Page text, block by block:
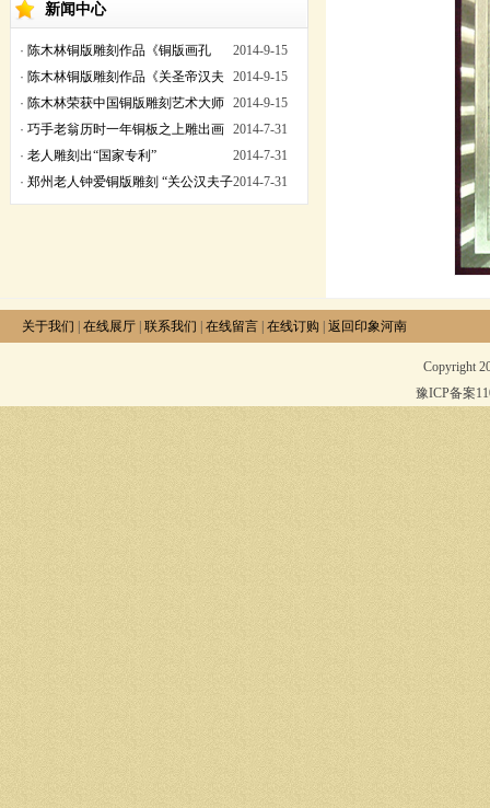
新闻中心
2014-9-15
· 陈木林铜版雕刻作品《铜版画孔
子》荣获国家专利证书
2014-9-15
· 陈木林铜版雕刻作品《关圣帝汉夫
子风雨竹》荣获国家专利证书
2014-9-15
· 陈木林荣获中国铜版雕刻艺术大师
称号
2014-7-31
· 巧手老翁历时一年铜板之上雕出画
卷
2014-7-31
· 老人雕刻出“国家专利”
2014-7-31
· 郑州老人钟爱铜版雕刻 “关公汉夫子
风雨竹”获国家专利
关于我们 | 在线展厅 | 联系我们 | 在线留言 | 在线订购 | 返回印象河南
Copyright
豫ICP备案